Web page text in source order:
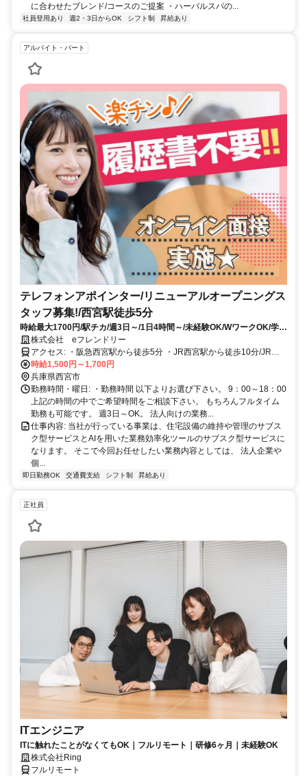
に合わせたブレンド/コースのご提案 ・ハーバルスパの...
社員登用あり 週2・3日からOK シフト制 昇給あり
アルバイト・パート
テレフォンアポインター/リニューアルオープニングス
タッフ募集!/西宮駅徒歩5分
時給最大1700円/駅チカ/週3日～/1日4時間～/未経験OK/WワークOK/学
生・主婦（夫）歓迎
株式会社 eフレンドリー
アクセス: ・阪急西宮駅から徒歩5分 ・JR西宮駅から徒歩10分/JRさ
くら夙川駅から徒歩10分
時給1,500円～1,700円
兵庫県西宮市
勤務時間・曜日: ・勤務時間 以下よりお選び下さい。 9：00～18：00
上記の時間の中でご希望時間をご相談下さい。 もちろんフルタイム
勤務も可能です。 週3日～OK。 法人向けの業務...
仕事内容: 当社が行っている事業は、住宅設備の維持や管理のサブス
ク型サービスとAIを用いた業務効率化ツールのサブスク型サービスに
なります。 そこで今回お任せしたい業務内容としては、 法人企業や
個...
即日勤務OK 交通費支給 シフト制 昇給あり
正社員
ITエンジニア
ITに触れたことがなくてもOK｜フルリモート｜研修6ヶ月｜未経験OK
株式会社Ring
フルリモート